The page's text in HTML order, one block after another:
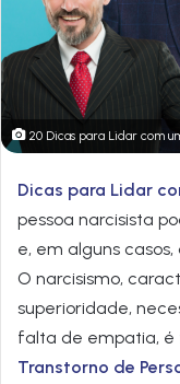
20 Dicas para Lidar com
Dicas para Lidar
pessoa narcisista
e, em alguns
O narcisismo,
superioridade,
falta de empatia,
Transtorno de